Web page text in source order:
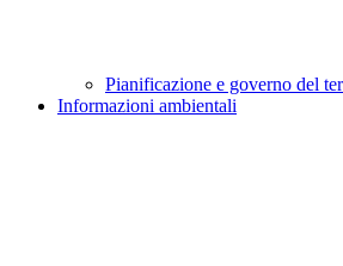
Pianificazione e governo del
Informazioni ambientali